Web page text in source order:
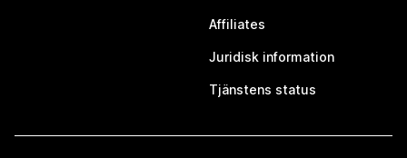
Affiliates
Juridisk information
Tjänstens status